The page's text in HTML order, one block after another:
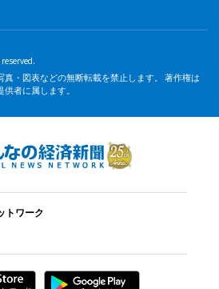
・図表などの無断転載を禁止します。 著作権は
者に属します。
トワーク